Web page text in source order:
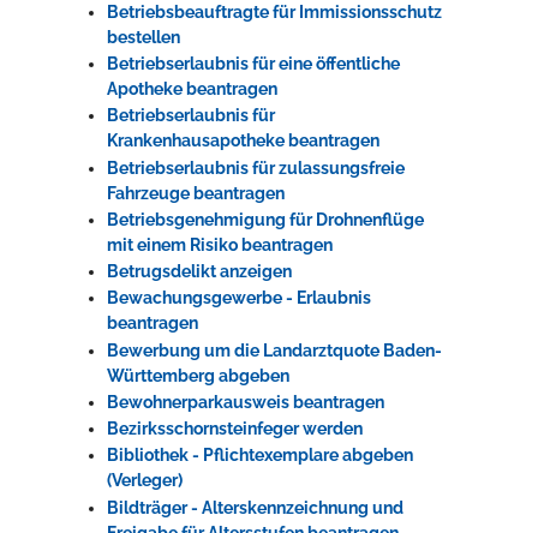
Betriebsbeauftragte für Immissionsschutz
bestellen
Betriebserlaubnis für eine öffentliche
Apotheke beantragen
Betriebserlaubnis für
Krankenhausapotheke beantragen
Betriebserlaubnis für zulassungsfreie
Fahrzeuge beantragen
Betriebsgenehmigung für Drohnenflüge
mit einem Risiko beantragen
Betrugsdelikt anzeigen
Bewachungsgewerbe - Erlaubnis
beantragen
Bewerbung um die Landarztquote Baden-
Württemberg abgeben
Bewohnerparkausweis beantragen
Bezirksschornsteinfeger werden
Bibliothek - Pflichtexemplare abgeben
(Verleger)
Bildträger - Alterskennzeichnung und